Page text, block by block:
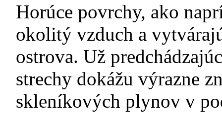
Horúce povrchy, ako
okolitý vzduch a
ostrova. Už
strechy dokážu výrazne
skleníkových plynov v